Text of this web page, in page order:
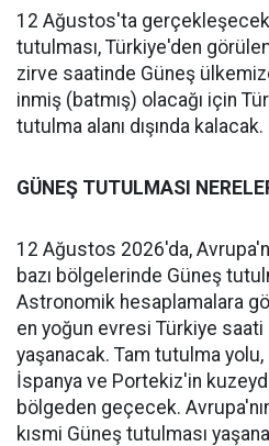
12 Ağustos'ta
tutulması, Türkiye'den
zirve saatinde Güneş
inmiş (batmış) olacağı için
tutulma alanı dışında kalacak.
GÜNEŞ TUTULMASI
12 Ağustos 2026'da,
bazı bölgelerinde Güneş
Astronomik hesaplamalara
en yoğun evresi Türkiye saati
yaşanacak. Tam tutulma yolu,
İspanya ve Portekiz'in
bölgeden geçecek.
kısmi Güneş tutulması